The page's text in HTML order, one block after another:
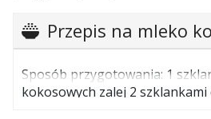
Przepis na mleko
Sposób przygotowania: 1
kokosowych zalej 2 szklankami